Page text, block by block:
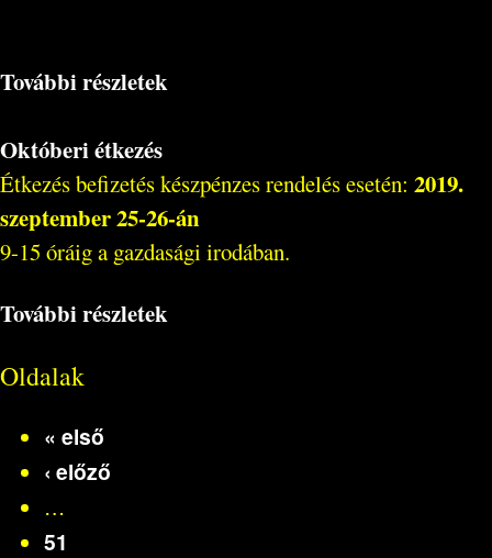
További részletek
Októberi étkezés
Étkezés befizetés készpénzes rendelés esetén: 2019.
szeptember 25-26-án
9-15 óráig a gazdasági irodában.
További részletek
Oldalak
« első
‹ előző
…
51